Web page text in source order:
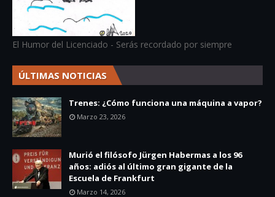
El Humor del Licenciado - Serás recordado por siempre
ÚLTIMAS NOTICIAS
Trenes: ¿Cómo funciona una máquina a vapor?
Marzo 23, 2026
Murió el filósofo Jürgen Habermas a los 96
años: adiós al último gran gigante de la
Escuela de Frankfurt
Marzo 14, 2026